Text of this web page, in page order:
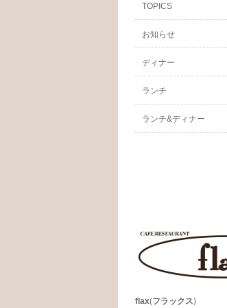
TOPICS
お知らせ
ディナー
ランチ
ランチ&ディナー
flax(フラックス)